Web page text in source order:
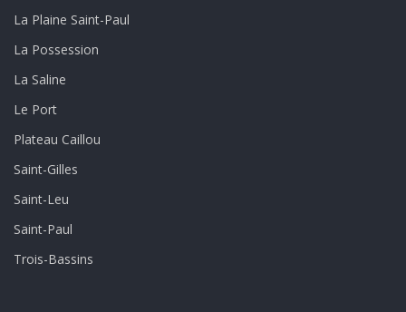
La Plaine Saint-Paul
La Possession
La Saline
Le Port
Plateau Caillou
Saint-Gilles
Saint-Leu
Saint-Paul
Trois-Bassins